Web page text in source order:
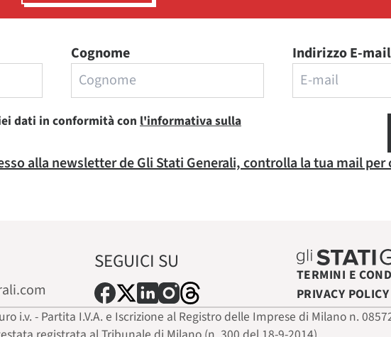
Cognome Indirizzo E-mail
dati in conformità con l'informativa sulla
alla newsletter de Gli Stati Generali, controlla la tua mail
SEGUICI SU
TERMINI E
PRIVACY POLICY
i.v. - Partita I.V.A. e Iscrizione al Registro delle Imprese di Milano n.